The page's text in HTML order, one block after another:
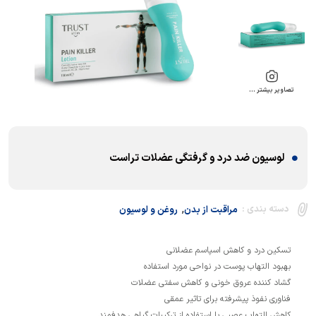
تصاویر بیشتر …
لوسیون ضد درد و گرفتگی عضلات تراست
دسته بندی : مراقبت از بدن, روغن و لوسیون